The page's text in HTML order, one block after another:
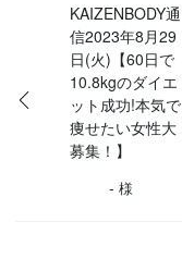
KAIZENBODY通
信2023年8月29
日(火)【60日で
10.8kgのダイエ
ット成功!本気で
痩せたい女性大
募集！】
- 様